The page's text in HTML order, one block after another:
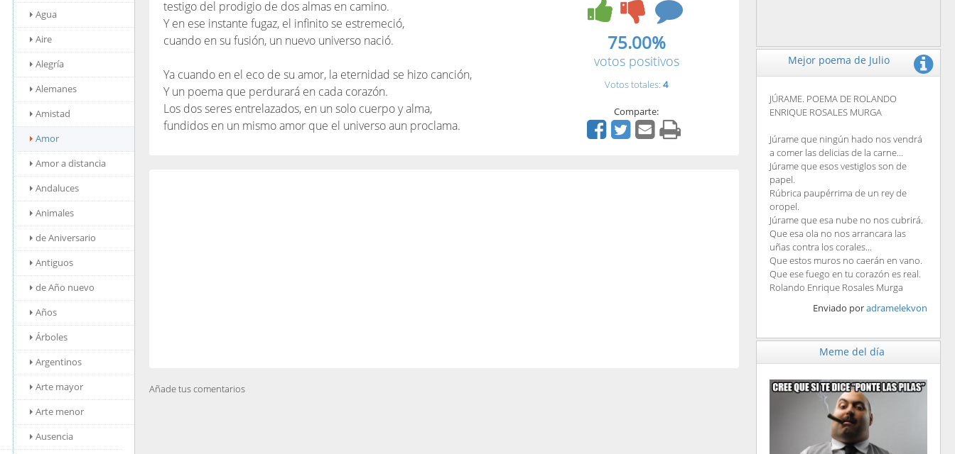
Agua
Aire
Alegría
Alemanes
Amistad
Amor
Amor a distancia
Andaluces
Animales
de Aniversario
Antiguos
de Año nuevo
Años
Árboles
Argentinos
Arte mayor
Arte menor
Ausencia
testigo del prodigio de dos almas en camino.
Y en ese instante fugaz, el infinito se estremeció,
cuando en su fusión, un nuevo universo nació.
Ya cuando en el eco de su amor, la eternidad se hizo canción,
Y un poema que perdurará en cada corazón.
Los dos seres entrelazados, en un solo cuerpo y alma,
fundidos en un mismo amor que el universo aun proclama.
75.00%
votos positivos
Votos totales: 4
Comparte:
Añade tus comentarios
Mejor poema de Julio
JÚRAME. POEMA DE ROLANDO
ENRIQUE ROSALES MURGA
Júrame que ningún hado nos vendrá
a comer las delicias de la carne...
Júrame que esos vestiglos son de
papel.
Rúbrica paupérrima de un rey de
oropel.
Júrame que esa nube no nos cubrirá.
Que esa ola no nos arrancara las
uñas contra los corales...
Que estos muros no caerán en vano.
Que ese fuego en tu corazón es real.
Rolando Enrique Rosales Murga
Enviado poradramelekvon
Meme del día